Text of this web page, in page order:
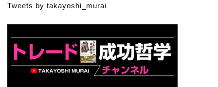
Tweets by takayoshi_murai